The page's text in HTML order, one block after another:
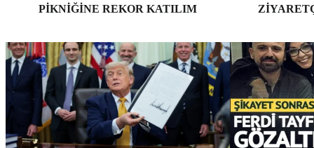
PIKNIĞINE REKOR KATILIM